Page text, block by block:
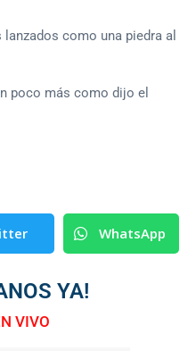
como una piedra al
poco más como dijo el
WhatsApp
YA!
VIVO